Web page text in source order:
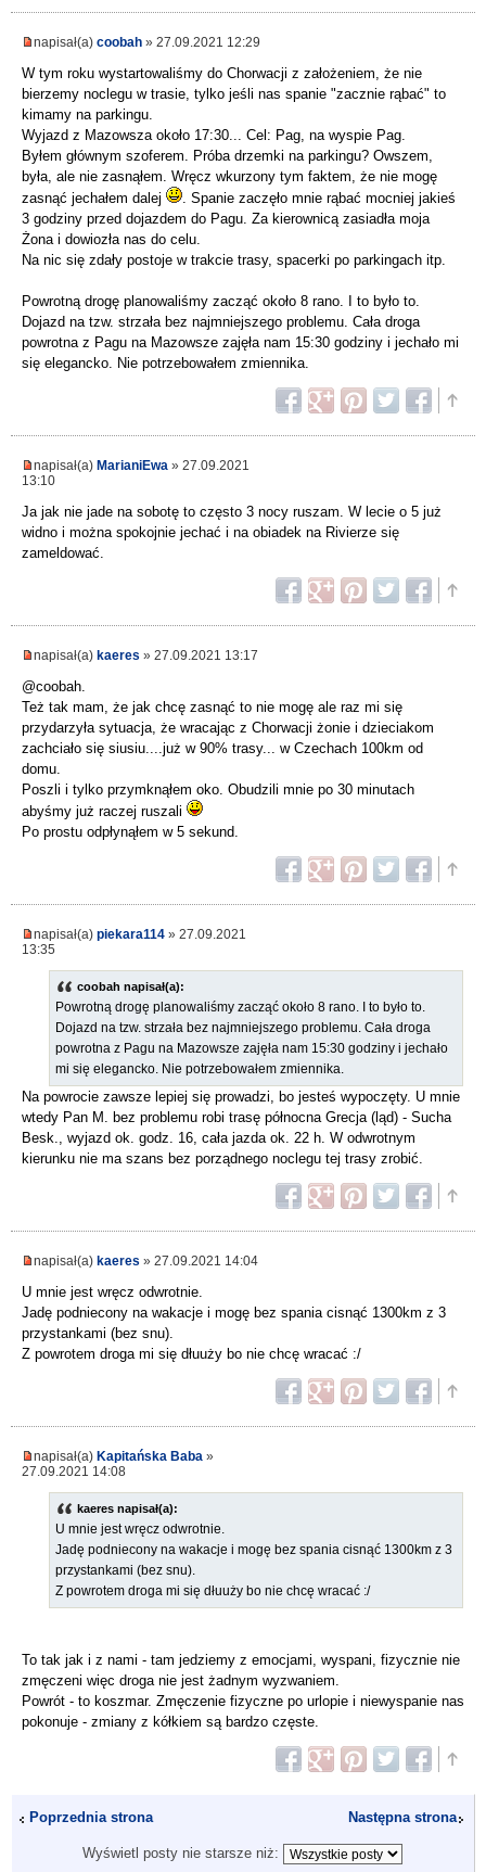
napisał(a) coobah » 27.09.2021 12:29
W tym roku wystartowaliśmy do Chorwacji z założeniem, że nie
bierzemy noclegu w trasie, tylko jeśli nas spanie "zacznie rąbać" to
kimamy na parkingu.
Wyjazd z Mazowsza około 17:30... Cel: Pag, na wyspie Pag.
Byłem głównym szoferem. Próba drzemki na parkingu? Owszem,
była, ale nie zasnąłem. Wręcz wkurzony tym faktem, że nie mogę
zasnąć jechałem dalej
. Spanie zaczęło mnie rąbać mocniej jakieś
3 godziny przed dojazdem do Pagu. Za kierownicą zasiadła moja
Żona i dowiozła nas do celu.
Na nic się zdały postoje w trakcie trasy, spacerki po parkingach itp.
Powrotną drogę planowaliśmy zacząć około 8 rano. I to było to.
Dojazd na tzw. strzała bez najmniejszego problemu. Cała droga
powrotna z Pagu na Mazowsze zajęła nam 15:30 godziny i jechało mi
się elegancko. Nie potrzebowałem zmiennika.
napisał(a) MarianiEwa » 27.09.2021
13:10
Ja jak nie jade na sobotę to często 3 nocy ruszam. W lecie o 5 już
widno i można spokojnie jechać i na obiadek na Rivierze się
zameldować.
napisał(a) kaeres » 27.09.2021 13:17
@coobah.
Też tak mam, że jak chcę zasnąć to nie mogę ale raz mi się
przydarzyła sytuacja, że wracając z Chorwacji żonie i dzieciakom
zachciało się siusiu....już w 90% trasy... w Czechach 100km od
domu.
Poszli i tylko przymknąłem oko. Obudzili mnie po 30 minutach
abyśmy już raczej ruszali
Po prostu odpłynąłem w 5 sekund.
napisał(a) piekara114 » 27.09.2021
13:35
coobah napisał(a):
Powrotną drogę planowaliśmy zacząć około 8 rano. I to było to.
Dojazd na tzw. strzała bez najmniejszego problemu. Cała droga
powrotna z Pagu na Mazowsze zajęła nam 15:30 godziny i jechało
mi się elegancko. Nie potrzebowałem zmiennika.
Na powrocie zawsze lepiej się prowadzi, bo jesteś wypoczęty. U mnie
wtedy Pan M. bez problemu robi trasę północna Grecja (ląd) - Sucha
Besk., wyjazd ok. godz. 16, cała jazda ok. 22 h. W odwrotnym
kierunku nie ma szans bez porządnego noclegu tej trasy zrobić.
napisał(a) kaeres » 27.09.2021 14:04
U mnie jest wręcz odwrotnie.
Jadę podniecony na wakacje i mogę bez spania cisnąć 1300km z 3
przystankami (bez snu).
Z powrotem droga mi się dłuuży bo nie chcę wracać :/
napisał(a) Kapitańska Baba »
27.09.2021 14:08
kaeres napisał(a):
U mnie jest wręcz odwrotnie.
Jadę podniecony na wakacje i mogę bez spania cisnąć 1300km z 3
przystankami (bez snu).
Z powrotem droga mi się dłuuży bo nie chcę wracać :/
To tak jak i z nami - tam jedziemy z emocjami, wyspani, fizycznie nie
zmęczeni więc droga nie jest żadnym wyzwaniem.
Powrót - to koszmar. Zmęczenie fizyczne po urlopie i niewyspanie nas
pokonuje - zmiany z kółkiem są bardzo częste.
Poprzednia strona Następna strona
Wyświetl posty nie starsze niż: